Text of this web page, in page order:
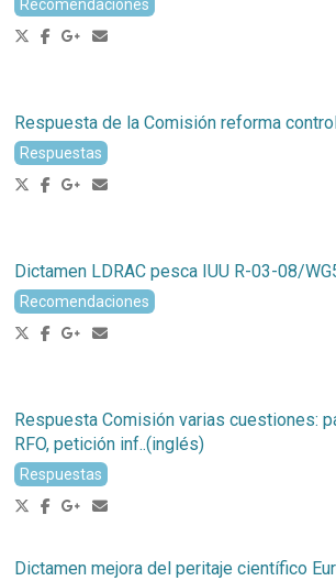
Recomendaciones
Respuesta de la Comisión reforma
Respuestas
Dictamen LDRAC pesca IUU R-03-08/
Recomendaciones
Respuesta Comisión varias cuestiones:
RFO, petición inf..(inglés)
Respuestas
Dictamen mejora del peritaje científico